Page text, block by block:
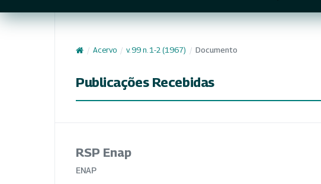
/ Acervo / v. 99 n. 1-2 (1967) / Documento
Publicações Recebidas
RSP Enap
ENAP